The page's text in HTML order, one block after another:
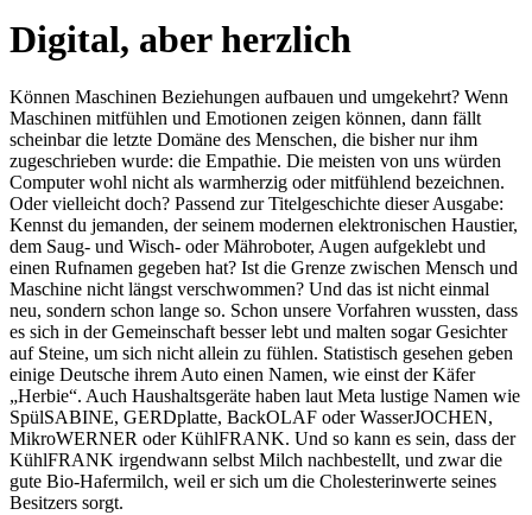
Digital, aber herzlich
Können Maschinen Beziehungen aufbauen und umgekehrt? Wenn
Maschinen mitfühlen und Emotionen zeigen können, dann fällt
scheinbar die letzte Domäne des Menschen, die bisher nur ihm
zugeschrieben wurde: die Empathie. Die meisten von uns würden
Computer wohl nicht als warmherzig oder mitfühlend bezeichnen.
Oder vielleicht doch? Passend zur Titelgeschichte dieser Ausgabe:
Kennst du jemanden, der seinem modernen elektronischen Haustier,
dem Saug- und Wisch- oder Mähroboter, Augen aufgeklebt und
einen Rufnamen gegeben hat? Ist die Grenze zwischen Mensch und
Maschine nicht längst verschwommen? Und das ist nicht einmal
neu, sondern schon lange so. Schon unsere Vorfahren wussten, dass
es sich in der Gemeinschaft besser lebt und malten sogar Gesichter
auf Steine, um sich nicht allein zu fühlen. Statistisch gesehen geben
einige Deutsche ihrem Auto einen Namen, wie einst der Käfer
„Herbie“. Auch Haushaltsgeräte haben laut Meta lustige Namen wie
SpülSABINE, GERDplatte, BackOLAF oder WasserJOCHEN,
MikroWERNER oder KühlFRANK. Und so kann es sein, dass der
KühlFRANK irgendwann selbst Milch nachbestellt, und zwar die
gute Bio-Hafermilch, weil er sich um die Cholesterinwerte seines
Besitzers sorgt.